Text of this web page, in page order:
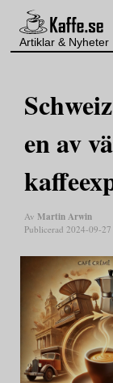
Artiklar & Nyheter
en av
Av Martin Arwin
Publicerad 2024-09-27